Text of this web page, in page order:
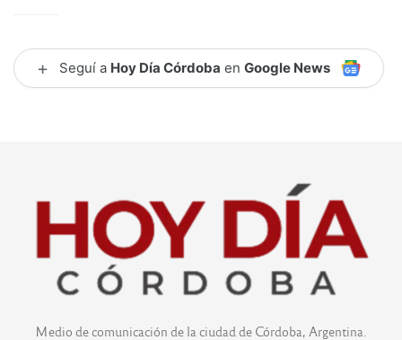
+ Seguí a Hoy Día Córdoba en Google News
Medio de comunicación de la ciudad de Córdoba, Argentina.